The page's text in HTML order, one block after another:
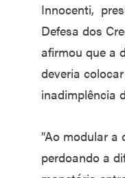
Innocenti,
Defesa dos
afirmou que a
deveria
inadimplência
"Ao modular a
perdoando a